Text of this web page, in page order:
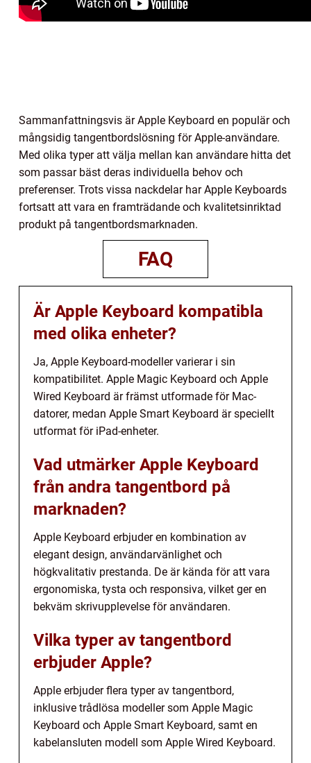
Sammanfattningsvis är Apple Keyboard en populär och
mångsidig tangentbordslösning för Apple-användare.
Med olika typer att välja mellan kan användare hitta det
som passar bäst deras individuella behov och
preferenser. Trots vissa nackdelar har Apple Keyboards
fortsatt att vara en framträdande och kvalitetsinriktad
produkt på tangentbordsmarknaden.
FAQ
Är Apple Keyboard kompatibla
med olika enheter?
Ja, Apple Keyboard-modeller varierar i sin
kompatibilitet. Apple Magic Keyboard och Apple
Wired Keyboard är främst utformade för Mac-
datorer, medan Apple Smart Keyboard är speciellt
utformat för iPad-enheter.
Vad utmärker Apple Keyboard
från andra tangentbord på
marknaden?
Apple Keyboard erbjuder en kombination av
elegant design, användarvänlighet och
högkvalitativ prestanda. De är kända för att vara
ergonomiska, tysta och responsiva, vilket ger en
bekväm skrivupplevelse för användaren.
Vilka typer av tangentbord
erbjuder Apple?
Apple erbjuder flera typer av tangentbord,
inklusive trådlösa modeller som Apple Magic
Keyboard och Apple Smart Keyboard, samt en
kabelansluten modell som Apple Wired Keyboard.